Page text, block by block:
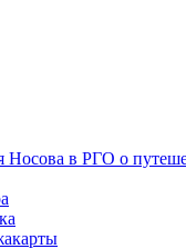
Носова в РГО о